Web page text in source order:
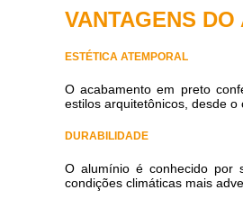
VANTAGENS
ESTÉTICA ATEMPORAL
O acabamento em preto
estilos arquitetônicos, desde o
DURABILIDADE
O alumínio é conhecido por
condições climáticas mais